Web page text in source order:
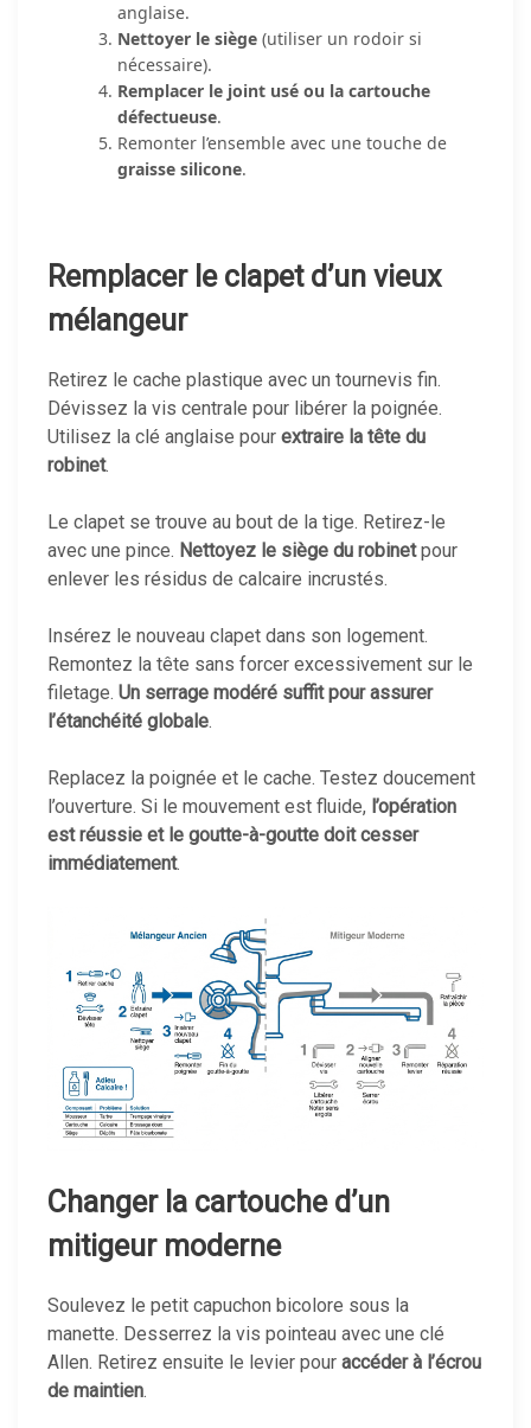
anglaise.
Nettoyer le siège(utiliser un rodoir si
nécessaire).
Remplacer le joint usé ou la cartouche
défectueuse.
Remonter l’ensemble avec une touche de
graisse silicone.
Remplacer le clapet d’un vieux
mélangeur
Retirez le cache plastique avec un tournevis fin.
Dévissez la vis centrale pour libérer la poignée.
Utilisez la clé anglaise pour extraire la tête du
robinet.
Le clapet se trouve au bout de la tige. Retirez-le
avec une pince. Nettoyez le siège du robinetpour
enlever les résidus de calcaire incrustés.
Insérez le nouveau clapet dans son logement.
Remontez la tête sans forcer excessivement sur le
filetage. Un serrage modéré suffit pour assurer
l’étanchéité globale.
Replacez la poignée et le cache. Testez doucement
l’ouverture. Si le mouvement est fluide, l’opération
est réussie et le goutte-à-goutte doit cesser
immédiatement.
Changer la cartouche d’un
mitigeur moderne
Soulevez le petit capuchon bicolore sous la
manette. Desserrez la vis pointeau avec une clé
Allen. Retirez ensuite le levier pour accéder à l’écrou
de maintien.